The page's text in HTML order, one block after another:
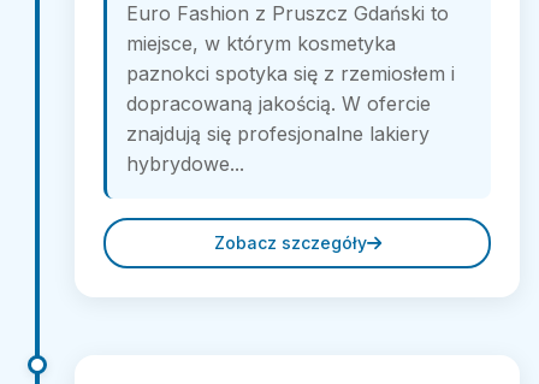
Euro Fashion z Pruszcz Gdański to
miejsce, w którym kosmetyka
paznokci spotyka się z rzemiosłem i
dopracowaną jakością. W ofercie
znajdują się profesjonalne lakiery
hybrydowe...
Zobacz szczegóły